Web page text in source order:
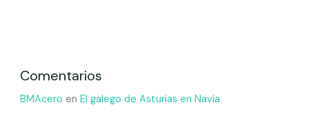
Comentarios
BMAcero en El galego de Asturias en Navia